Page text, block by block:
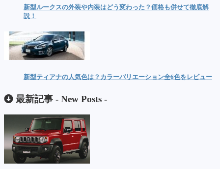
新型ルークスの外装や内装はどう変わった？価格も併せて徹底解
説！
新型ティアナの人気色は？カラーバリエーション全6色をレビュー
最新記事 - New Posts -